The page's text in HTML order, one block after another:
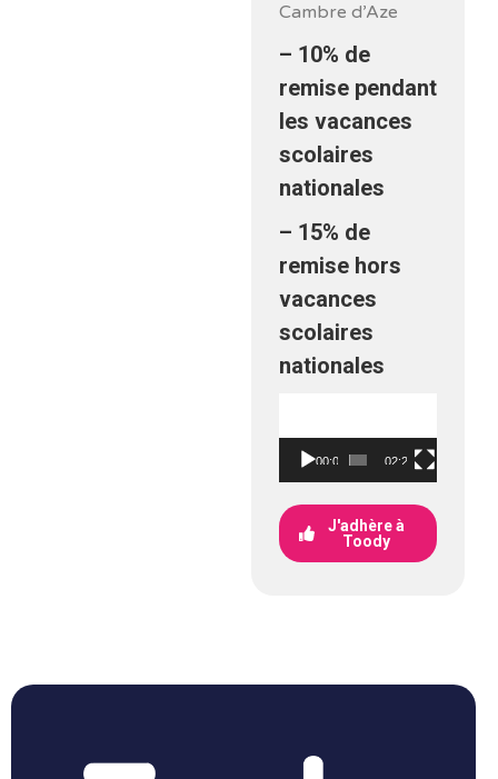
Cambre d’Aze
– 10% de
remise pendant
les vacances
scolaires
nationales
– 15% de
remise hors
vacances
scolaires
nationales
vidéo
00:00 02:21
J'adhère à
Toody